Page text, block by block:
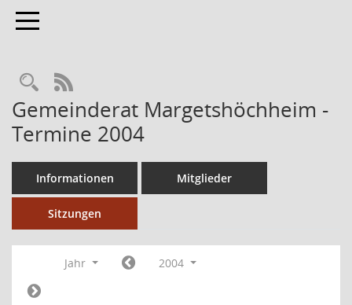
Toggle navigation
RSS-Feed
Gemeinderat Margetshöchheim -
Termine 2004
Informationen Mitglieder
Sitzungen
Jahr 2004